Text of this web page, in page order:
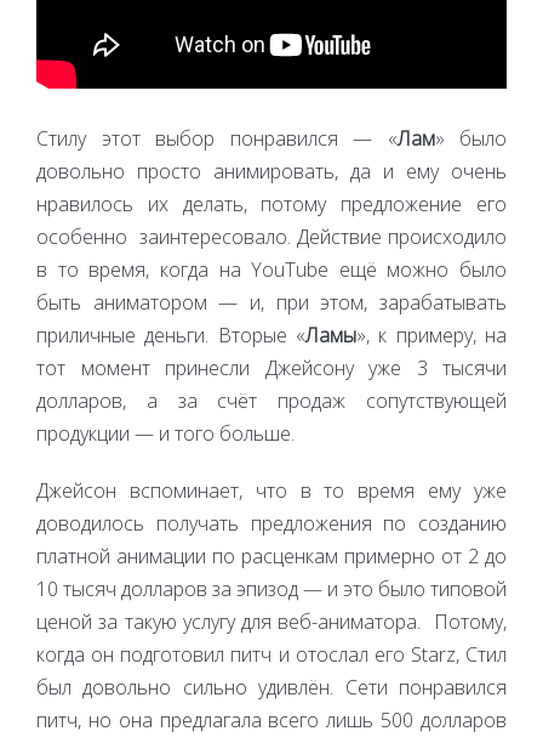
Стилу этот выбор понравился — «Лам» было
довольно просто анимировать, да и ему очень
нравилось их делать, потому предложение его
особенно заинтересовало. Действие происходило
в то время, когда на YouTube ещё можно было
быть аниматором — и, при этом, зарабатывать
приличные деньги. Вторые «Ламы», к примеру, на
тот момент принесли Джейсону уже 3 тысячи
долларов, а за счёт продаж сопутствующей
продукции — и того больше.
Джейсон вспоминает, что в то время ему уже
доводилось получать предложения по созданию
платной анимации по расценкам примерно от 2 до
10 тысяч долларов за эпизод — и это было типовой
ценой за такую услугу для веб-аниматора. Потому,
когда он подготовил питч и отослал его Starz, Стил
был довольно сильно удивлён. Сети понравился
питч, но она предлагала всего лишь 500 долларов